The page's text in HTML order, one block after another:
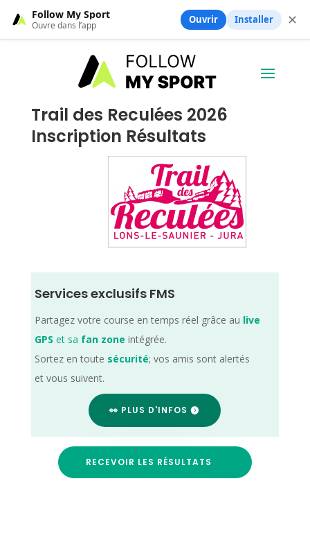
Trail des Reculées 2026
Inscription Résultats
Services exclusifs FMS
Partagez votre course en temps réel grâce au live
GPS et sa fan zone intégrée.
Sortez en toute sécurité; vos amis sont alertés
et vous suivent.
👀 PLUS D'INFOS
RECEVOIR LES RÉSULTATS
Follow My Sport
Ouvre dans l’app Ouvrir Installer ✕